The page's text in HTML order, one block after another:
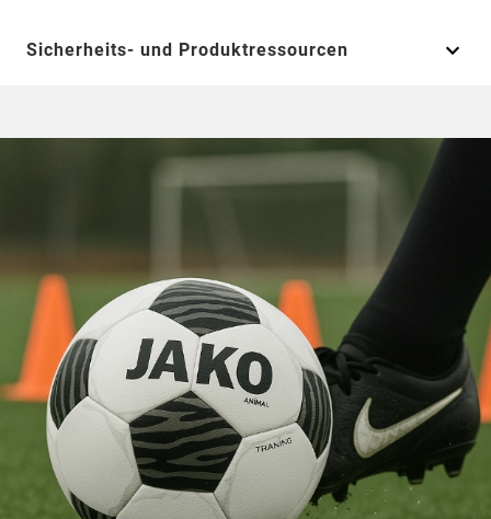
Sicherheits- und Produktressourcen